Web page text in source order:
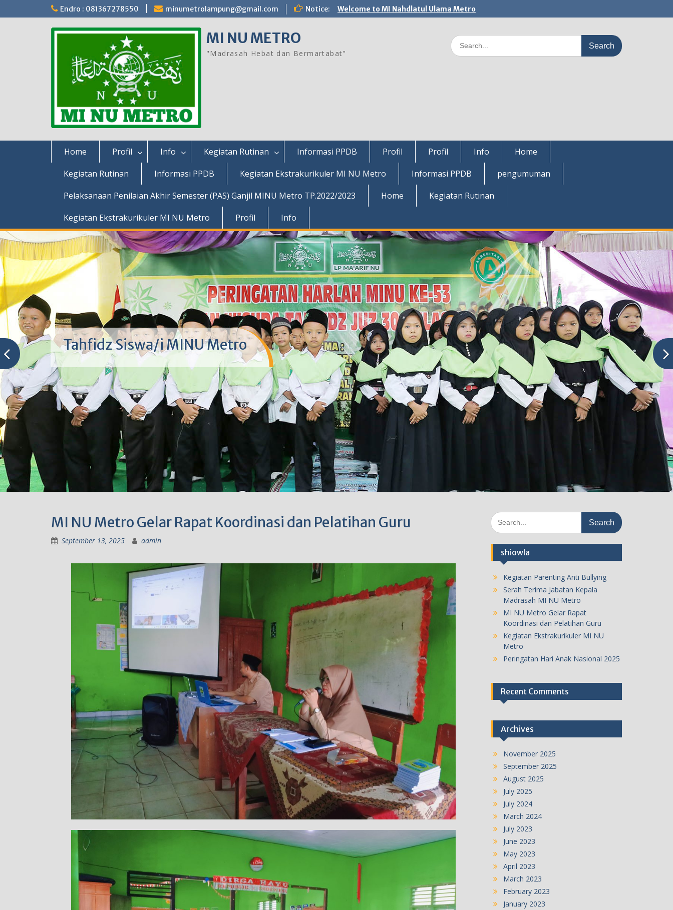
to
Endro : 081367278550 minumetrolampung@gmail.com Notice: Welcome to MI Nahdlatul Ulama Metro
MI NU METRO
"Madrasah Hebat dan Bermartabat"
Search
for:
Home Profil Info Kegiatan Rutinan Informasi PPDB Profil Profil Info
Home
Kegiatan Rutinan
Informasi PPDB Kegiatan Ekstrakurikuler MI NU Metro Informasi PPDB
pengumuman
Pelaksanaan Penilaian Akhir Semester (PAS) Ganjil MINU Metro TP.2022/2023
Home
Kegiatan Rutinan
Kegiatan Ekstrakurikuler MI NU Metro
Profil Info
Siswa/i MI NU Metro
MI NU Metro Gelar Rapat Koordinasi dan Pelatihan Guru
September 13, 2025 admin
Search
for:
shiowla
Kegiatan Parenting Anti Bullying
Serah Terima Jabatan Kepala
Madrasah MI NU Metro
MI NU Metro Gelar Rapat
Koordinasi dan Pelatihan Guru
Kegiatan Ekstrakurikuler MI NU
Metro
Peringatan Hari Anak Nasional 2025
Recent Comments
Archives
November 2025
September 2025
August 2025
July 2025
July 2024
March 2024
July 2023
June 2023
May 2023
April 2023
March 2023
February 2023
January 2023